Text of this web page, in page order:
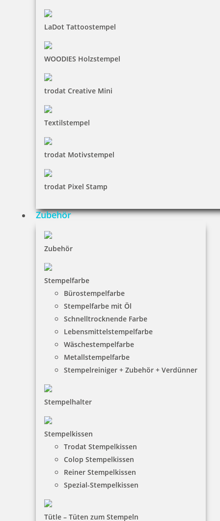
LaDot Tattoostempel
WOODIES Holzstempel
trodat Creative Mini
Textilstempel
trodat Motivstempel
trodat Pixel Stamp
Zubehör
Zubehör
Stempelfarbe
Bürostempelfarbe
Stempelfarbe mit Öl
Schnelltrocknende Farbe
Lebensmittelstempelfarbe
Wäschestempelfarbe
Metallstempelfarbe
Stempelreiniger + Zubehör + Verdünner
Stempelhalter
Stempelkissen
Trodat Stempelkissen
Colop Stempelkissen
Reiner Stempelkissen
Spezial-Stempelkissen
Tütle – Tüten zum Stempeln
HINWEISE
Versandinformationen
Zahlungsbedingungen
Bestellhinweise